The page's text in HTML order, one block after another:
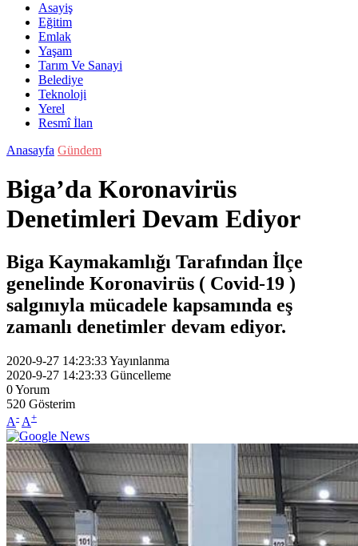
Asayiş
Eğitim
Emlak
Yaşam
Tarım Ve Sanayi
Belediye
Teknoloji
Yerel
Resmî İlan
Anasayfa Gündem
Biga’da Koronavirüs
Denetimleri Devam Ediyor
Biga Kaymakamlığı Tarafından İlçe
genelinde Koronavirüs ( Covid-19 )
salgınıyla mücadele kapsamında eş
zamanlı denetimler devam ediyor.
2020-9-27 14:23:33Yayınlanma
2020-9-27 14:23:33 Güncelleme
0Yorum
520 Gösterim
A- A+